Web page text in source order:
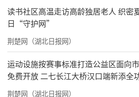
好，我都是邻居顺便带回家
茵茵无意的话语，爱心妈妈们
六一前，爱心妈妈们购买了节
学校门口，圆了孩子一个有妈
心愿。
读书社区高温走访高龄独居老人 织密
日“守护网”
荆楚网（湖北日报网）
运动设施按赛事标准打造公益区面向
免费开放 二七长江大桥汉口端新添全
体育公园
荆楚网（湖北日报网）